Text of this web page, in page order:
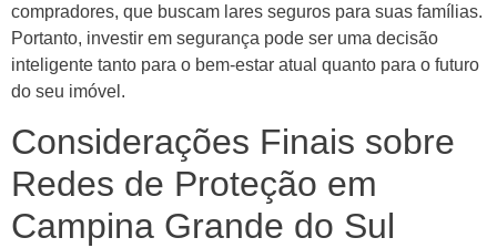
compradores, que buscam lares seguros para suas famílias.
Portanto, investir em segurança pode ser uma decisão
inteligente tanto para o bem-estar atual quanto para o futuro
do seu imóvel.
Considerações Finais sobre
Redes de Proteção em
Campina Grande do Sul